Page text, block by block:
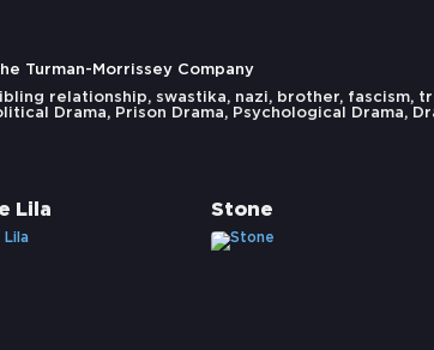
Turman-Morrissey Company
relationship, swastika, nazi, brother, fascism,
Drama, Prison Drama, Psychological Drama,
Lila Stone